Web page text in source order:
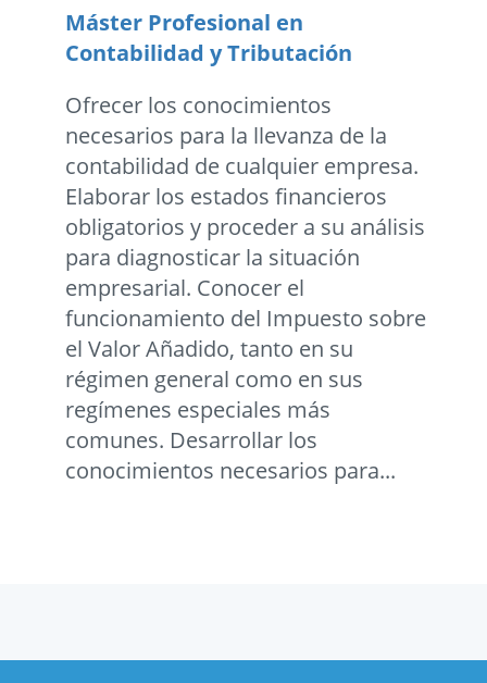
Máster Profesional en
Contabilidad y Tributación
Ofrecer los conocimientos
necesarios para la llevanza de la
contabilidad de cualquier empresa.
Elaborar los estados financieros
obligatorios y proceder a su análisis
para diagnosticar la situación
empresarial. Conocer el
funcionamiento del Impuesto sobre
el Valor Añadido, tanto en su
régimen general como en sus
regímenes especiales más
comunes. Desarrollar los
conocimientos necesarios para...